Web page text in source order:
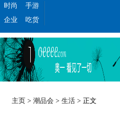
时尚
手游
企业
吃货
主页 >潮品会 >生活 > 正文